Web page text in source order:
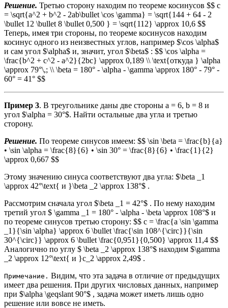
Решение. Третью сторону находим по теореме косинусов $$ c
= \sqrt{a^2 + b^2 - 2ab\bullet \cos \gamma} = \sqrt{144 + 64 - 2
\bullet 12 \bullet 8 \bullet 0,500 } = \sqrt{112} \approx 10,6 $$
Теперь, имея три стороны, по теореме косинусов находим
косинус одного из неизвестных углов, например $\cos \alpha$
и сам угол $\alpha$ и, значит, угол $\beta$ : $$ \cos \alpha =
\frac{b^2 + c^2 - a^2}{2bc} \approx 0,189 \\ \text{откуда } \alpha
\approx 79°\,; \\ \beta = 180° - \alpha - \gamma \approx 180° - 79° -
60° = 41° $$
Пример 3. В треугольнике даны две стороны a = 6, b = 8 и
угол $\alpha = 30°$. Найти остальные два угла и третью
сторону.
Решение. По теореме синусов имеем: $$ \sin \beta = \frac{b}{a}
• \sin \alpha = \frac{8}{6} • \sin 30° = \frac{8}{6} • \frac{1}{2}
\approx 0,667 $$
Этому значению синуса соответствуют два угла: $\beta _1
\approx 42°\text{ и }\beta _2 \approx 138°$ .
Рассмотрим сначала угол $\beta _1 = 42°$ . По нему находим
третий угол $ \gamma _1 = 180° - \alpha - \beta \approx 108°$ и
по теореме синусов третью сторону: $$ c = \frac{a \sin \gamma
_1}{\sin \alpha} \approx 6 \bullet \frac{\sin 108^{\circ}}{\sin
30^{\circ}} \approx 6 \bullet \frac{0,951}{0,500} \approx 11,4 $$
Аналогично по углу $ \beta _2 \approx 138°$ находим $\gamma
_2 \approx 12°\text{ и }c_2 \approx 2,49$ .
Примечание. Видим, что эта задача в отличие от предыдущих
имеет два решения. При других числовых данных, например
при $\alpha \geqslant 90°$ , задача может иметь лишь одно
решение или вовсе не иметь.